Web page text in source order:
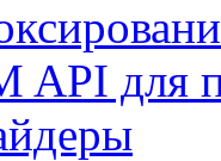
API для